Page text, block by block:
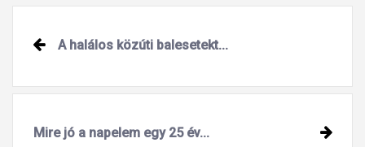
Post
navigation
A halálos közúti balesetekt...
Mire jó a napelem egy 25 év...